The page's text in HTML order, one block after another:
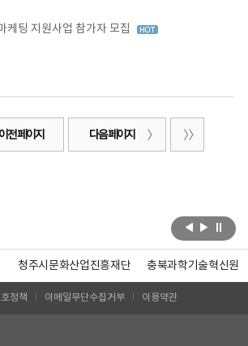
케팅 지원사업 참가자 모집
이전 페이지 다음 페이지
청주시문화산업진흥재단 충북과학기술혁신원
정책 이메일무단수집거부 이용약관